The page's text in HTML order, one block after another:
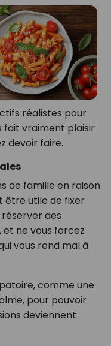
réalistes pour
fait vraiment plaisir
devoir faire.
de famille en raison
être utile de fixer
réserver des
ne vous forcez
vous rend mal à
comme une
pour pouvoir
deviennent